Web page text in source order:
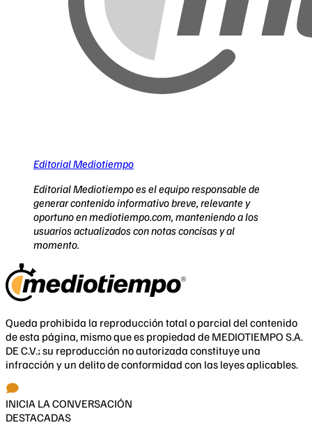
Editorial Mediotiempo
Editorial Mediotiempo es el equipo responsable de
generar contenido informativo breve, relevante y
oportuno en mediotiempo.com, manteniendo a los
usuarios actualizados con notas concisas y al
momento.
Queda prohibida la reproducción total o parcial del contenido
de esta página, mismo que es propiedad de MEDIOTIEMPO S.A.
DE C.V.; su reproducción no autorizada constituye una
infracción y un delito de conformidad con las leyes aplicables.
INICIA LA CONVERSACIÓN
DESTACADAS